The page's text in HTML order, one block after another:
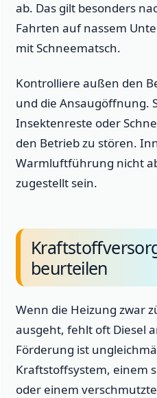
ab. Das gilt besonders
Fahrten auf nassem
mit Schneematsch.
Kontrolliere außen den
und die Ansaugöffnung.
Insektenreste oder
den Betrieb zu stören.
Warmluftführung nicht
zugestellt sein.
beurteilen
Wenn die Heizung zwar
ausgeht, fehlt oft Diesel
Förderung ist
Kraftstoffsystem, einem
oder einem